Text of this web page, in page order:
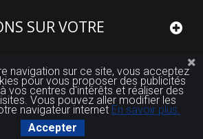
par FUTUROSOFT™
SUR VOTRE
navigation sur ce site, vous acceptez
pour vous proposer des publicités
vos centres d'intérêts et réaliser des
Vous pouvez aller modifier les
navigateur internet En savoir plus.
Accepter